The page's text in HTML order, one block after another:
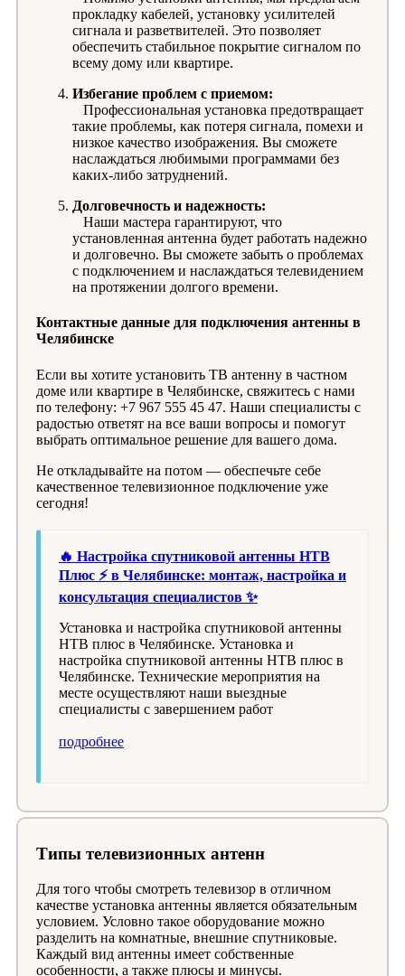
прокладку кабелей, установку усилителей
сигнала и разветвителей. Это позволяет
обеспечить стабильное покрытие сигналом по
всему дому или квартире.
Избегание проблем с приемом:
Профессиональная установка предотвращает
такие проблемы, как потеря сигнала, помехи и
низкое качество изображения. Вы сможете
наслаждаться любимыми программами без
каких-либо затруднений.
Долговечность и надежность:
Наши мастера гарантируют, что
установленная антенна будет работать надежно
и долговечно. Вы сможете забыть о проблемах
с подключением и наслаждаться телевидением
на протяжении долгого времени.
Контактные данные для подключения антенны в
Челябинске
Если вы хотите установить ТВ антенну в частном
доме или квартире в Челябинске, свяжитесь с нами
по телефону: +7 967 555 45 47. Наши специалисты с
радостью ответят на все ваши вопросы и помогут
выбрать оптимальное решение для вашего дома.
Не откладывайте на потом — обеспечьте себе
качественное телевизионное подключение уже
сегодня!
🔥 Настройка спутниковой антенны НТВ
Плюс ⚡️ в Челябинске: монтаж, настройка и
консультация специалистов ✨
Установка и настройка спутниковой антенны
НТВ плюс в Челябинске. Установка и
настройка спутниковой антенны НТВ плюс в
Челябинске. Технические мероприятия на
месте осуществляют наши выездные
специалисты с завершением работ
подробнее
Типы телевизионных антенн
Для того чтобы смотреть телевизор в отличном
качестве установка антенны является обязательным
условием. Условно такое оборудование можно
разделить на комнатные, внешние спутниковые.
Каждый вид антенны имеет собственные
особенности, а также плюсы и минусы.